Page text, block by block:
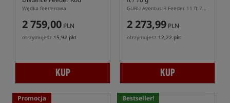
Wędka feederowa
2 759,00 PLN
otrzymujesz 15,92 pkt
KUP
GURU Aventus R Feeder 11 ft 70 g – dwusekcyjna wędka feederowa 335 cm
2 273,99 PLN
otrzymujesz 12,22 pkt
KUP
Promocja Bestseller!